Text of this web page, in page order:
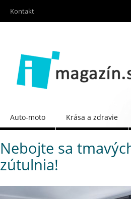
Kontakt
Auto-moto Krása a zdravie
Nebojte sa
zútulnia!